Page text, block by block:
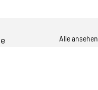
Alle ansehen